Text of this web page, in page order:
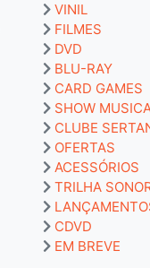
VINIL
FILMES
DVD
BLU-RAY
CARD GAMES
SHOW
CLUBE
OFERTAS
ACESSÓRIOS
TRILHA
CDVD
EM BREVE